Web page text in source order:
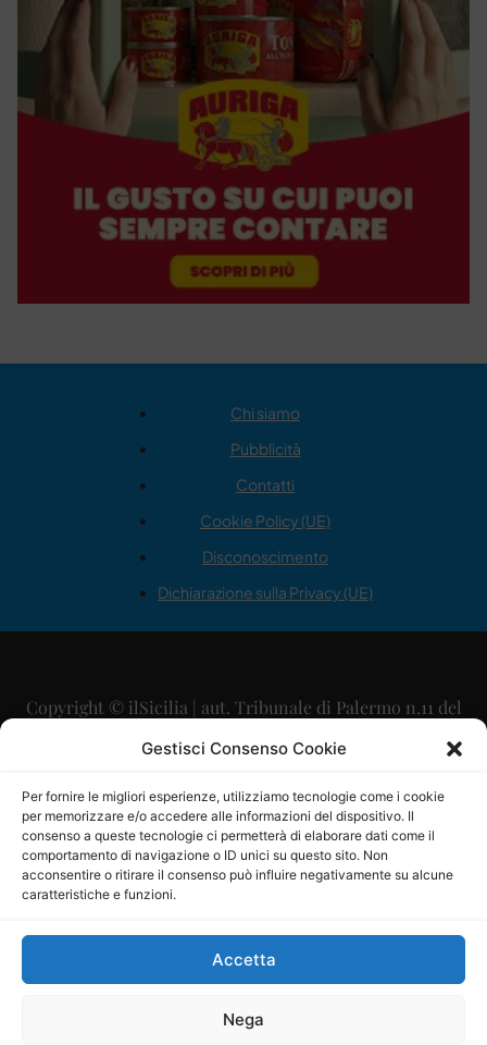
Gestisci Consenso Cookie
Per fornire le migliori esperienze, utilizziamo tecnologie come i cookie
per memorizzare e/o accedere alle informazioni del dispositivo. Il
consenso a queste tecnologie ci permetterà di elaborare dati come il
comportamento di navigazione o ID unici su questo sito. Non
acconsentire o ritirare il consenso può influire negativamente su alcune
caratteristiche e funzioni.
Accetta
Nega
Chi siamo
Pubblicità
Contatti
Cookie Policy (UE)
Disconoscimento
Dichiarazione sulla Privacy (UE)
Copyright © ilSicilia | aut. Tribunale di Palermo n.11 del
29/09/2015
Direttore Editoriale: Maurizio Scaglione
Direttore Responsabile: Maria Calabrese
P.IVA: 06334930820
Mercurio Comunicazione Società Cooperativa a r.l. è
iscritta al Registro degli Operatori di Comunicazione al